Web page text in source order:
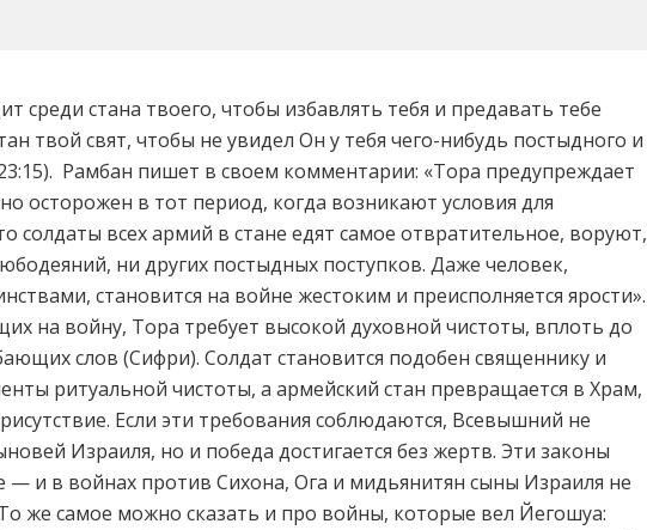
среди стана твоего, чтобы избавлять тебя и предавать тебе
твой свят, чтобы не увидел Он у тебя чего-нибудь постыдного и
Рамбан пишет в своем комментарии: «Тора предупреждает
осторожен в тот период, когда возникают условия для
солдаты всех армий в стане едят самое отвратительное, воруют,
ни других постыдных поступков. Даже человек,
становится на войне жестоким и преисполняется ярости».
на войну, Тора требует высокой духовной чистоты, вплоть до
слов (Сифри). Солдат становится подобен священнику и
ритуальной чистоты, а армейский стан превращается в Храм,
Если эти требования соблюдаются, Всевышний не
Израиля, но и победа достигается без жертв. Эти законы
и в войнах против Сихона, Ога и мидьянитян сыны Израиля не
же самое можно сказать и про войны, которые вел Йегошуа: